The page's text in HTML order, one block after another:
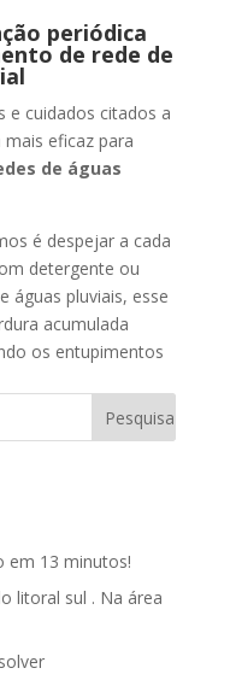
periódica
de rede de
e cuidados citados a
eficaz para
de águas
é despejar a cada
detergente ou
águas pluviais, esse
acumulada
os entupimentos
em 13 minutos!
litoral sul . Na área